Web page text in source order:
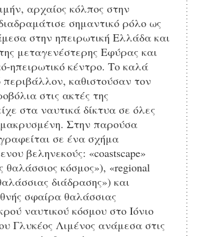
αρχαίος κόλπος στην
σημαντικό ρόλο ως
στην ηπειρωτική Ελλάδα και
μεταγενέστερης Εφύρας και
ηπειρωτικό κέντρο. Το καλά
καθιστούσαν τον
στις ακτές της
στα ναυτικά δίκτυα σε όλες
Στην παρούσα
σε ένα σχήμα
βεληνεκούς: «coastscape»
θαλάσσιος κόσμος»), «regional
διάδρασης») και
σφαίρα θαλάσσιας
ναυτικού κόσμου στο Ιόνιο
Γλυκέος Λιμένος ανάμεσα στις